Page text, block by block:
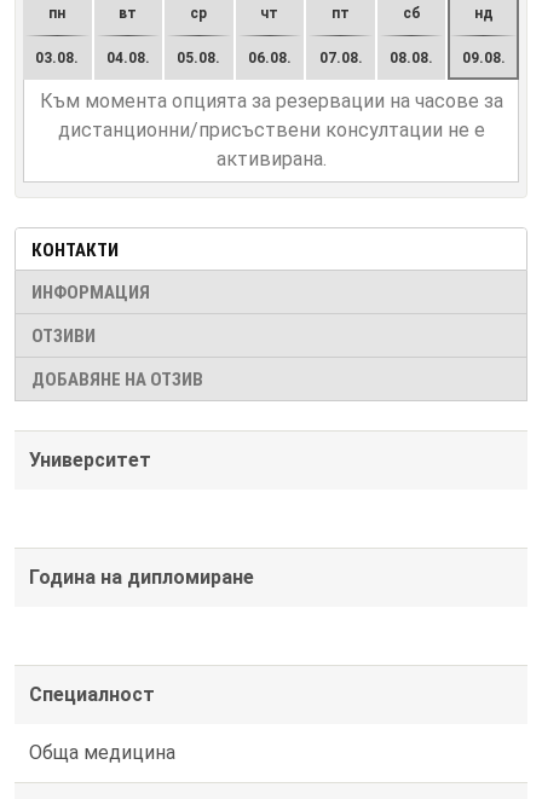
пн
03.08.
вт
04.08.
ср
05.08.
чт
06.08.
пт
07.08.
сб
08.08.
нд
09.08.
Към момента опцията за резервации на часове за
дистанционни/присъствени консултации не е
активирана.
КОНТАКТИ
ИНФОРМАЦИЯ
ОТЗИВИ
ДОБАВЯНЕ НА ОТЗИВ
Университет
Година на дипломиране
Специалност
Обща медицина